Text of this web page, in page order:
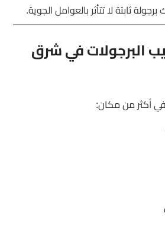
ثابتة لا تتأثر بالعوامل الجوية.
البرجولات في شرق
أكثر من مكان: